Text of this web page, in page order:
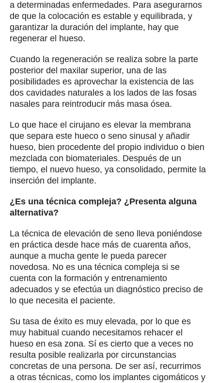
en práctica desde hace más de cuarenta años,
aunque a mucha gente le pueda parecer
novedosa. No es una técnica compleja si se
cuenta con la formación y entrenamiento
adecuados y se efectúa un diagnóstico preciso de
lo que necesita el paciente.
Su tasa de éxito es muy elevada, por lo que es
muy habitual cuando necesitamos rehacer el
hueso en esa zona. Sí es cierto que a veces no
resulta posible realizarla por circunstancias
concretas de una persona. De ser así, recurrimos
a otras técnicas, como los implantes cigomáticos y
angulados, unos implantes de mayor longitud que
se colocan de forma angulada sobre parte del
pómulo de la cara.
No obstante, como usted va a exponer en su
intervención, presenta algunas
complicaciones.
Todas las intervenciones quirúrgicas pueden tener
alguna complicación, pero no es lo normal. Para
evitar las complicaciones, lo primero es
asegurarnos de que el paciente no presenta una
contraindicación para esta técnica. Por ejemplo,
que no alberga tumores, no padece de sinusitis,
que la membrana no es más fina de lo necesario o
que su anatomía impide la elevación del seno,
algo que también puede ocurrir.
Si la persona es apta, a pesar de todo pueden
surgir problemas como infecciones, necrosis del
hueso o una mala compactación del injerto óseo.